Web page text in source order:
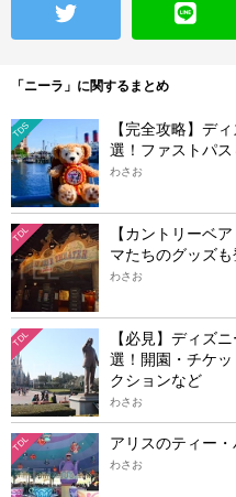
「ニーラ」に関するまとめ
TDS
【完全攻略】デ
選！ファストパス
わさお
TDL
【カントリーベ
マたちのグッズも
わさお
TDL
【必見】ディズ
選！開園・チケ
クションなど
わさお
TDL アリスのティー
わさお